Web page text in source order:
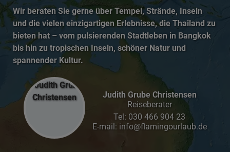
Wir beraten Sie gerne über Tempel, Strände, Inseln
und die vielen einzigartigen Erlebnisse, die Thailand zu
bieten hat – vom pulsierenden Stadtleben in Bangkok
bis hin zu tropischen Inseln, schöner Natur und
spannender Kultur.
Judith Grube Christensen
Reiseberater
Tel: 030 466 904 23
E-mail: info@flamingourlaub.de